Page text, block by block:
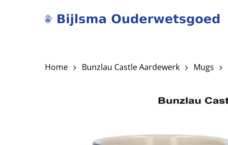
Home Bunzlau Castle Aardewerk Mugs